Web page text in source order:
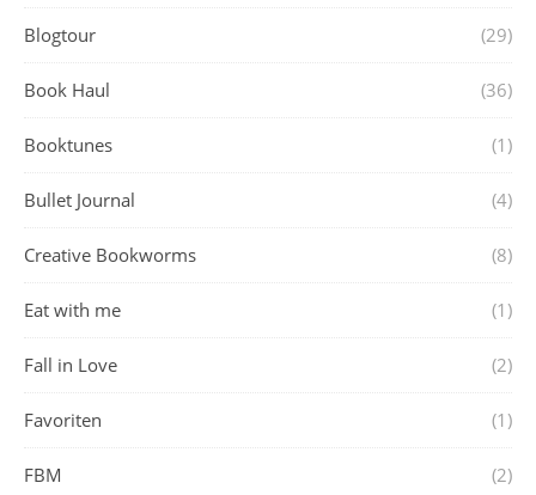
Blogtour (29)
Book Haul (36)
Booktunes (1)
Bullet Journal (4)
Creative Bookworms (8)
Eat with me (1)
Fall in Love (2)
Favoriten (1)
FBM (2)